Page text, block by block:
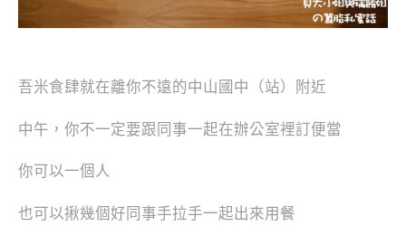
吾米食肆就在離你不遠的中山國中（站）附近
中午，你不一定要跟同事一起在辦公室裡訂便當
你可以一個人
也可以揪幾個好同事手拉手一起出來用餐